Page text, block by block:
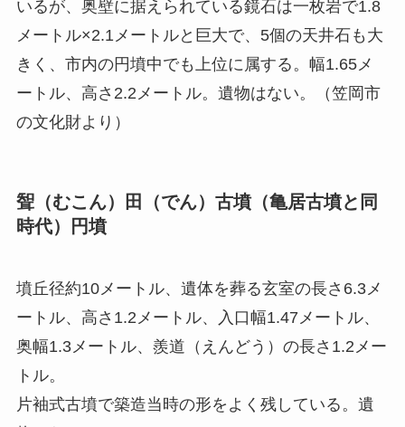
いるが、奥壁に据えられている鏡石は一枚岩で1.8
メートル×2.1メートルと巨大で、5個の天井石も大
きく、市内の円墳中でも上位に属する。幅1.65メ
ートル、高さ2.2メートル。遺物はない。（笠岡市
の文化財より）
聟（むこん）田（でん）古墳（亀居古墳と同
時代）円墳
墳丘径約10メートル、遺体を葬る玄室の長さ6.3メ
ートル、高さ1.2メートル、入口幅1.47メートル、
奥幅1.3メートル、羨道（えんどう）の長さ1.2メー
トル。
片袖式古墳で築造当時の形をよく残している。遺